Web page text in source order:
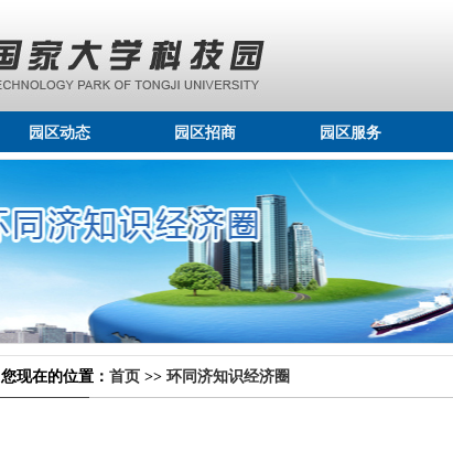
园区动态 园区招商 园区服务
您现在的位置： 首页 >> 环同济知识经济圈